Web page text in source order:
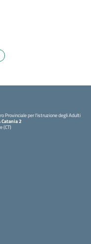
Provinciale per l'istruzione degli Adulti
Catania 2
(CT)